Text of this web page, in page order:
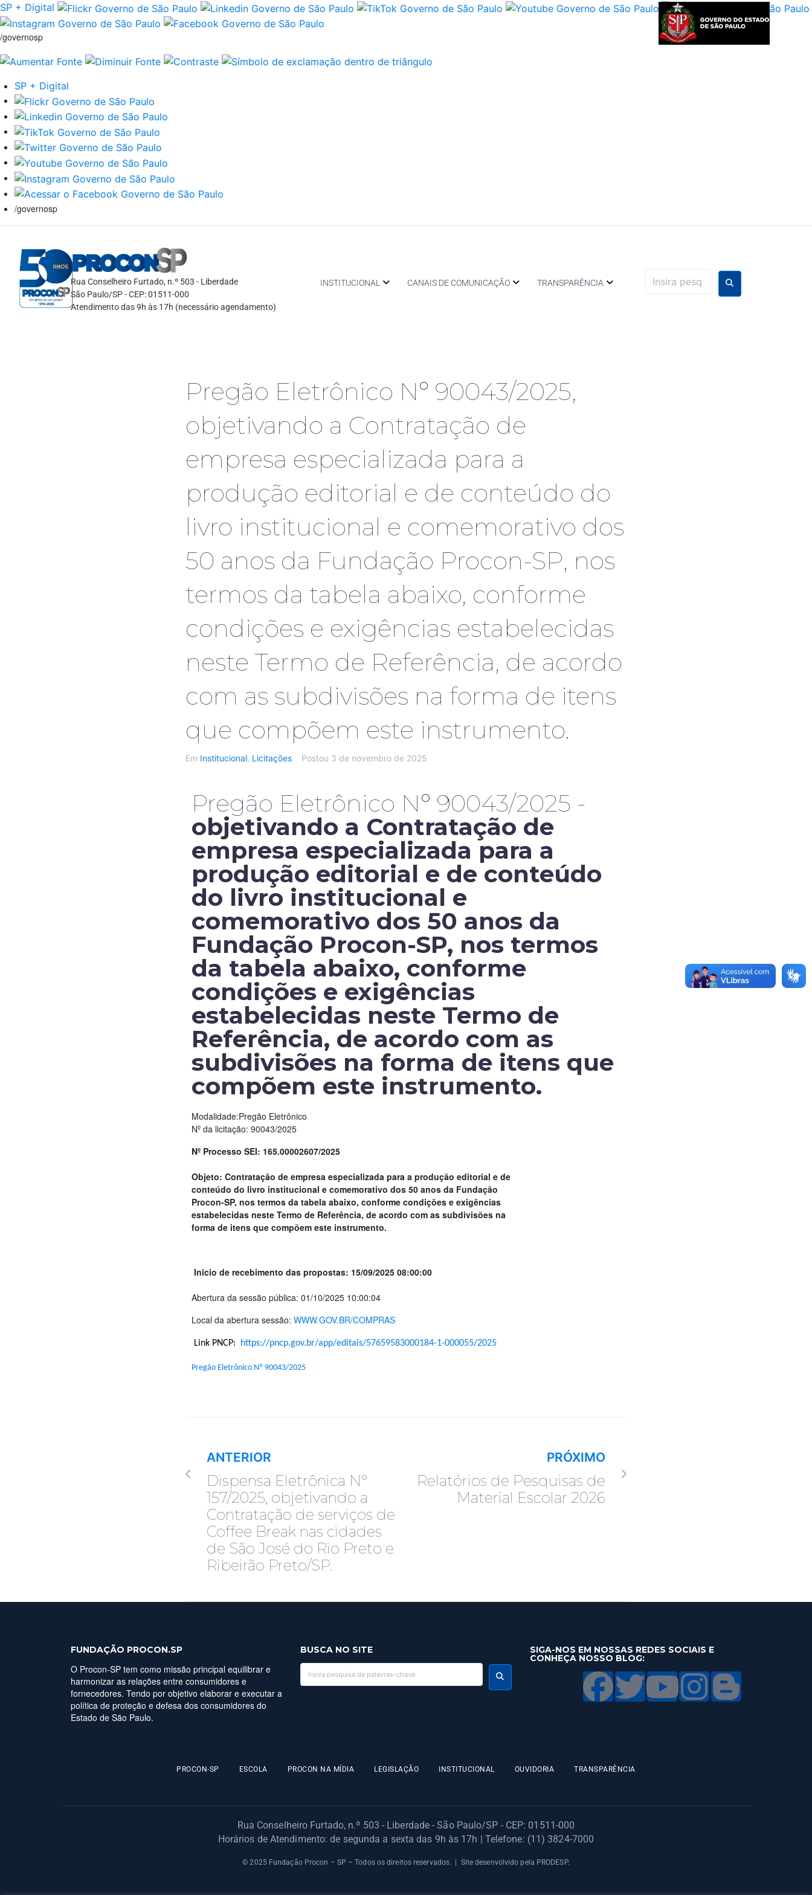
SP + Digital
/governosp
SP + Digital
/governosp
Rua Conselheiro Furtado, n.º 503 - Liberdade
São Paulo/SP - CEP: 01511-000
Atendimento das 9h às 17h (necessário agendamento)
INSTITUCIONAL CANAIS DE COMUNICAÇÃO TRANSPARÊNCIA
Pregão Eletrônico Nº 90043/2025,
objetivando a Contratação de
empresa especializada para a
produção editorial e de conteúdo do
livro institucional e comemorativo dos
50 anos da Fundação Procon-SP, nos
termos da tabela abaixo, conforme
condições e exigências estabelecidas
neste Termo de Referência, de acordo
com as subdivisões na forma de itens
que compõem este instrumento.
Em Institucional, Licitações Postou 3 de novembro de 2025
Pregão Eletrônico Nº 90043/2025 -
objetivando a Contratação de
empresa especializada para a
produção editorial e de conteúdo
do livro institucional e
comemorativo dos 50 anos da
Fundação Procon-SP, nos termos
da tabela abaixo, conforme
condições e exigências
estabelecidas neste Termo de
Referência, de acordo com as
subdivisões na forma de itens que
compõem este instrumento.
Modalidade:Pregão Eletrônico
Nº da licitação: 90043/2025
Nº Processo SEI: 165.00002607/2025
Objeto: Contratação de empresa especializada para a produção editorial e de
conteúdo do livro institucional e comemorativo dos 50 anos da Fundação
Procon-SP, nos termos da tabela abaixo, conforme condições e exigências
estabelecidas neste Termo de Referência, de acordo com as subdivisões na
forma de itens que compõem este instrumento.
Início de recebimento das propostas: 15/09/2025 08:00:00
Abertura da sessão pública: 01/10/2025 10:00:04
Local da abertura sessão: WWW.GOV.BR/COMPRAS
Link PNCP: https://pncp.gov.br/app/editais/57659583000184-1-000055/2025
Pregão Eletrônico Nº 90043/2025
ANTERIOR
Dispensa Eletrônica Nº
157/2025, objetivando a
Contratação de serviços de
Coffee Break nas cidades
de São José do Rio Preto e
Ribeirão Preto/SP.
PRÓXIMO
Relatórios de Pesquisas de
Material Escolar 2026
FUNDAÇÃO PROCON.SP
O Procon-SP tem como missão principal equilibrar e
harmonizar as relações entre consumidores e
fornecedores. Tendo por objetivo elaborar e executar a
política de proteção e defesa dos consumidores do
Estado de São Paulo.
BUSCA NO SITE SIGA-NOS EM NOSSAS REDES SOCIAIS E
CONHEÇA NOSSO BLOG:
PROCON-SP ESCOLA PROCON NA MÍDIA LEGISLAÇÃO INSTITUCIONAL OUVIDORIA TRANSPARÊNCIA
Rua Conselheiro Furtado, n.º 503 - Liberdade - São Paulo/SP - CEP: 01511-000
Horários de Atendimento: de segunda a sexta das 9h às 17h | Telefone: (11) 3824-7000
© 2025 Fundação Procon – SP – Todos os direitos reservados. | Site desenvolvido pela PRODESP.